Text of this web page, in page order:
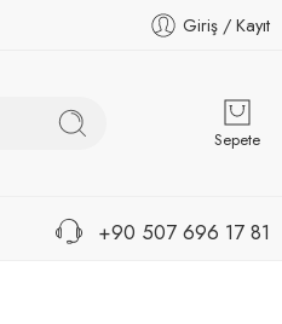
Giriş / Kayıt
Sepete
+90 507 696 17 81